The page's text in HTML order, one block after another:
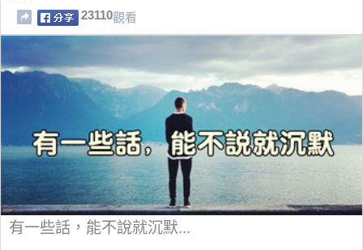
23110觀看
有一些話，能不說就沉默...